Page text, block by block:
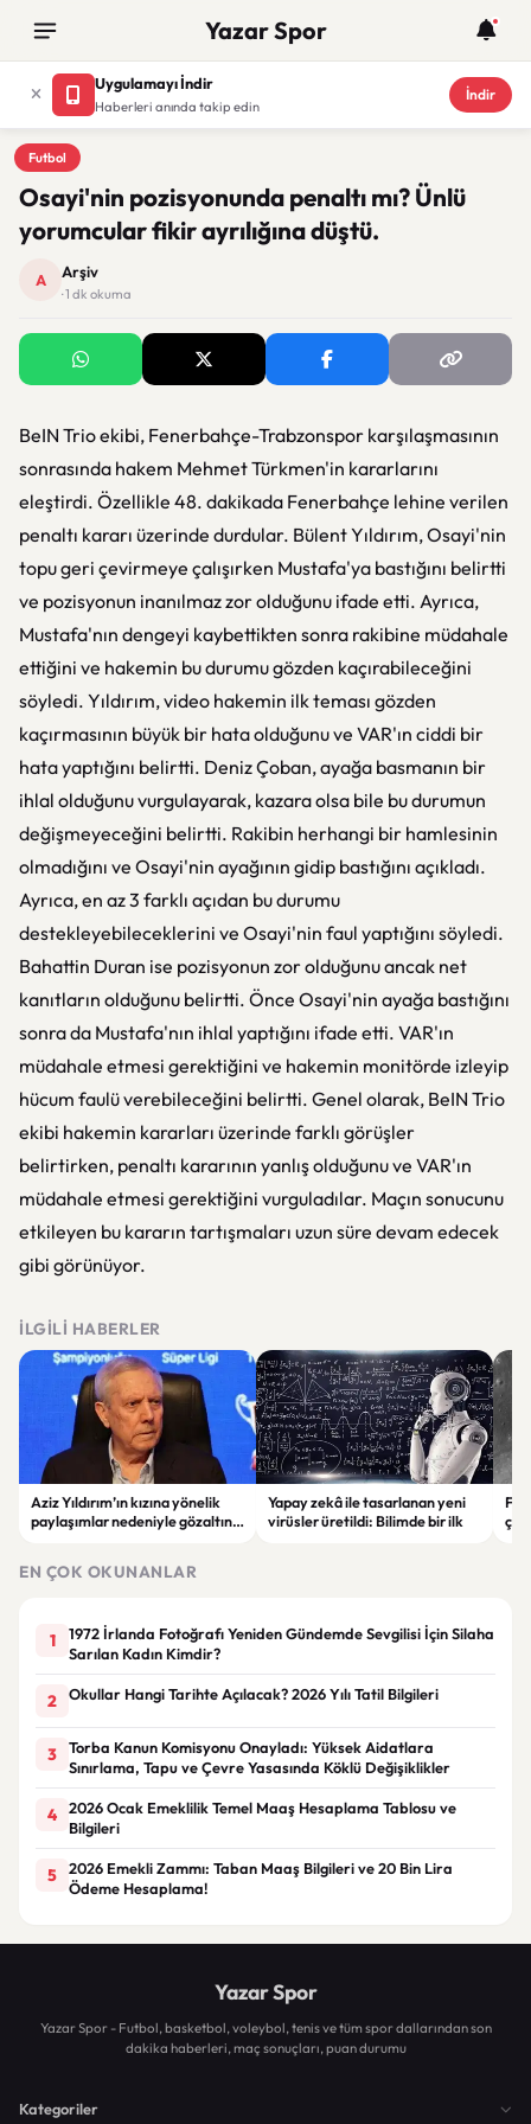
Yazar Spor
Uygulamayı İndir
Haberleri anında takip edin
İndir
Futbol
Futbol
Osayi'nin pozisyonunda penaltı mı? Ünlü
yorumcular fikir ayrılığına düştü.
A Arşiv
· 1 dk okuma
BeIN Trio ekibi, Fenerbahçe-Trabzonspor karşılaşmasının
sonrasında hakem Mehmet Türkmen'in kararlarını
eleştirdi. Özellikle 48. dakikada Fenerbahçe lehine verilen
penaltı kararı üzerinde durdular. Bülent Yıldırım, Osayi'nin
topu geri çevirmeye çalışırken Mustafa'ya bastığını belirtti
ve pozisyonun inanılmaz zor olduğunu ifade etti. Ayrıca,
Mustafa'nın dengeyi kaybettikten sonra rakibine müdahale
ettiğini ve hakemin bu durumu gözden kaçırabileceğini
söyledi. Yıldırım, video hakemin ilk teması gözden
kaçırmasının büyük bir hata olduğunu ve VAR'ın ciddi bir
hata yaptığını belirtti. Deniz Çoban, ayağa basmanın bir
ihlal olduğunu vurgulayarak, kazara olsa bile bu durumun
değişmeyeceğini belirtti. Rakibin herhangi bir hamlesinin
olmadığını ve Osayi'nin ayağının gidip bastığını açıkladı.
Ayrıca, en az 3 farklı açıdan bu durumu
destekleyebileceklerini ve Osayi'nin faul yaptığını söyledi.
Bahattin Duran ise pozisyonun zor olduğunu ancak net
kanıtların olduğunu belirtti. Önce Osayi'nin ayağa bastığını
sonra da Mustafa'nın ihlal yaptığını ifade etti. VAR'ın
müdahale etmesi gerektiğini ve hakemin monitörde izleyip
hücum faulü verebileceğini belirtti. Genel olarak, BeIN Trio
ekibi hakemin kararları üzerinde farklı görüşler
belirtirken, penaltı kararının yanlış olduğunu ve VAR'ın
müdahale etmesi gerektiğini vurguladılar. Maçın sonucunu
etkileyen bu kararın tartışmaları uzun süre devam edecek
gibi görünüyor.
İLGILI HABERLER
Aziz Yıldırım’ın kızına yönelik
paylaşımlar nedeniyle gözaltına
Yapay zekâ ile tasarlanan yeni
virüsler üretildi: Bilimde bir ilk
EN ÇOK OKUNANLAR
1
1972 İrlanda Fotoğrafı Yeniden Gündemde Sevgilisi İçin Silaha
Sarılan Kadın Kimdir?
2 Okullar Hangi Tarihte Açılacak? 2026 Yılı Tatil Bilgileri
3
Torba Kanun Komisyonu Onayladı: Yüksek Aidatlara
Sınırlama, Tapu ve Çevre Yasasında Köklü Değişiklikler
4
2026 Ocak Emeklilik Temel Maaş Hesaplama Tablosu ve
Bilgileri
5
2026 Emekli Zammı: Taban Maaş Bilgileri ve 20 Bin Lira
Ödeme Hesaplama!
Yazar Spor
Yazar Spor - Futbol, basketbol, voleybol, tenis ve tüm spor dallarından son
dakika haberleri, maç sonuçları, puan durumu
Kategoriler